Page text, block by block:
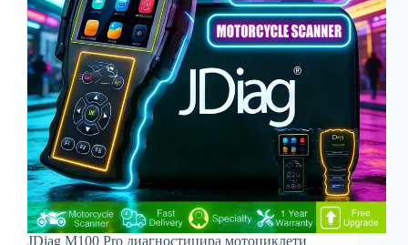
JDiag M100 Pro диагностицира мотоциклети